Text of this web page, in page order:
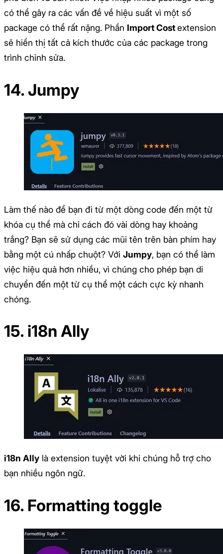
có thể gây ra các vấn đề về hiệu suất vì một số
package có thể rất nặng. Phần Import Costextension
sẽ hiển thị tất cả kích thước của các package trong
trình chỉnh sửa.
14. Jumpy
Làm thế nào để bạn đi từ một dòng code đến một từ
khóa cụ thể mà chỉ cách đó vài dòng hay khoảng
trắng? Bạn sẽ sử dụng các mũi tên trên bàn phím hay
bằng một cú nhấp chuột? Với Jumpy, bạn có thể làm
việc hiệu quả hơn nhiều, vì chúng cho phép bạn di
chuyển đến một từ cụ thể một cách cực kỳ nhanh
chóng.
15. i18n Ally
i18n Ally là extension tuyệt vời khi chúng hỗ trợ cho
bạn nhiều ngôn ngữ.
16. Formatting toggle